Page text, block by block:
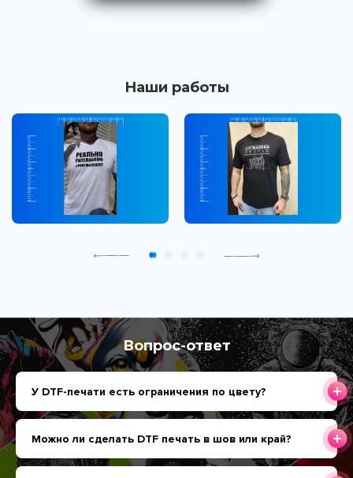
Наши работы
Вопрос-ответ
У DTF-печати есть ограничения по цвету?
Можно ли сделать DTF печать в шов или край?